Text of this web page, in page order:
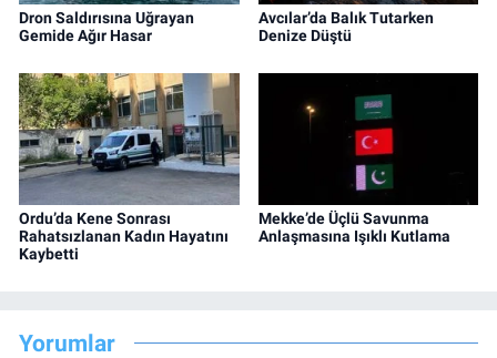
Dron Saldırısına Uğrayan
Gemide Ağır Hasar
Avcılar’da Balık Tutarken
Denize Düştü
Ordu’da Kene Sonrası
Rahatsızlanan Kadın Hayatını
Kaybetti
Mekke’de Üçlü Savunma
Anlaşmasına Işıklı Kutlama
Yorumlar